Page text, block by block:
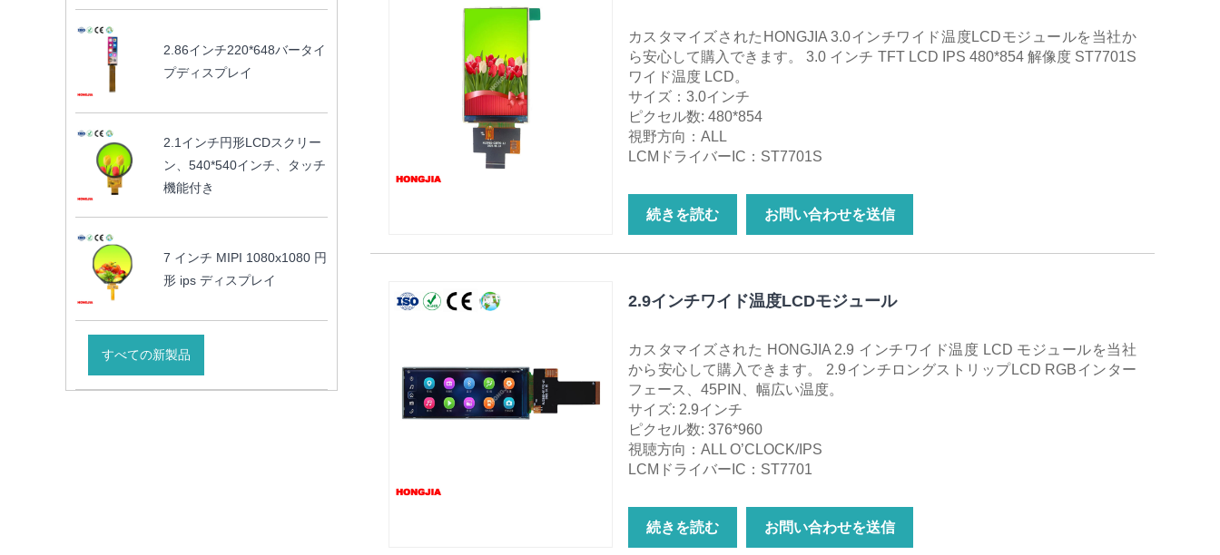
2.86インチ220*648バータイ
プディスプレイ
2.1インチ円形LCDスクリー
ン、540*540インチ、タッチ
機能付き
7 インチ MIPI 1080x1080 円
形 ips ディスプレイ
すべての新製品
カスタマイズされたHONGJIA 3.0インチワイド温度LCDモジュールを当社か
ら安心して購入できます。 3.0 インチ TFT LCD IPS 480*854 解像度 ST7701S
ワイド温度 LCD。
サイズ：3.0インチ
ピクセル数: 480*854
視野方向：ALL
LCMドライバーIC：ST7701S
続きを読む お問い合わせを送信
2.9インチワイド温度LCDモジュール
カスタマイズされた HONGJIA 2.9 インチワイド温度 LCD モジュールを当社
から安心して購入できます。 2.9インチロングストリップLCD RGBインター
フェース、45PIN、幅広い温度。
サイズ: 2.9インチ
ピクセル数: 376*960
視聴方向：ALL O’CLOCK/IPS
LCMドライバーIC：ST7701
続きを読む お問い合わせを送信